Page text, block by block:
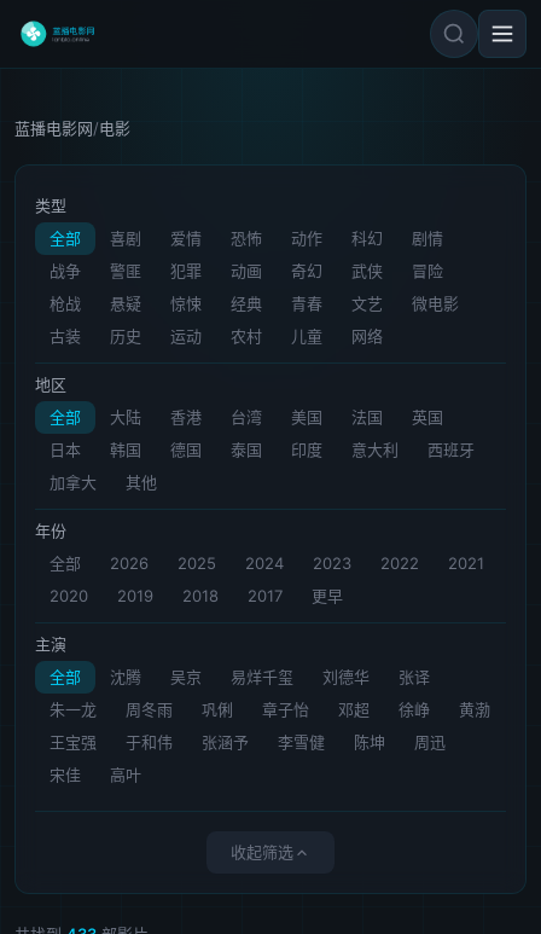
蓝播电影网/电影
类型
全部
喜剧 爱情 恐怖 动作 科幻
剧情
战争
警匪 犯罪 动画 奇幻 武侠
冒险
枪战
悬疑 惊悚 经典 青春 文艺
微电影
古装
历史 运动 农村 儿童 网络
地区
全部
大陆 香港 台湾 美国 法国
英国
日本
韩国 德国 泰国 印度 意大利
西班牙
加拿大
其他
年份
全部
2026 2025 2024 2023 2022
2021
2020
2019 2018 2017 更早
主演
全部
沈腾 吴京 易烊千玺 刘德华
张译
朱一龙
周冬雨 巩俐 章子怡 邓超 徐峥
黄渤
王宝强
于和伟 张涵予 李雪健 陈坤
周迅
宋佳
高叶
收起筛选